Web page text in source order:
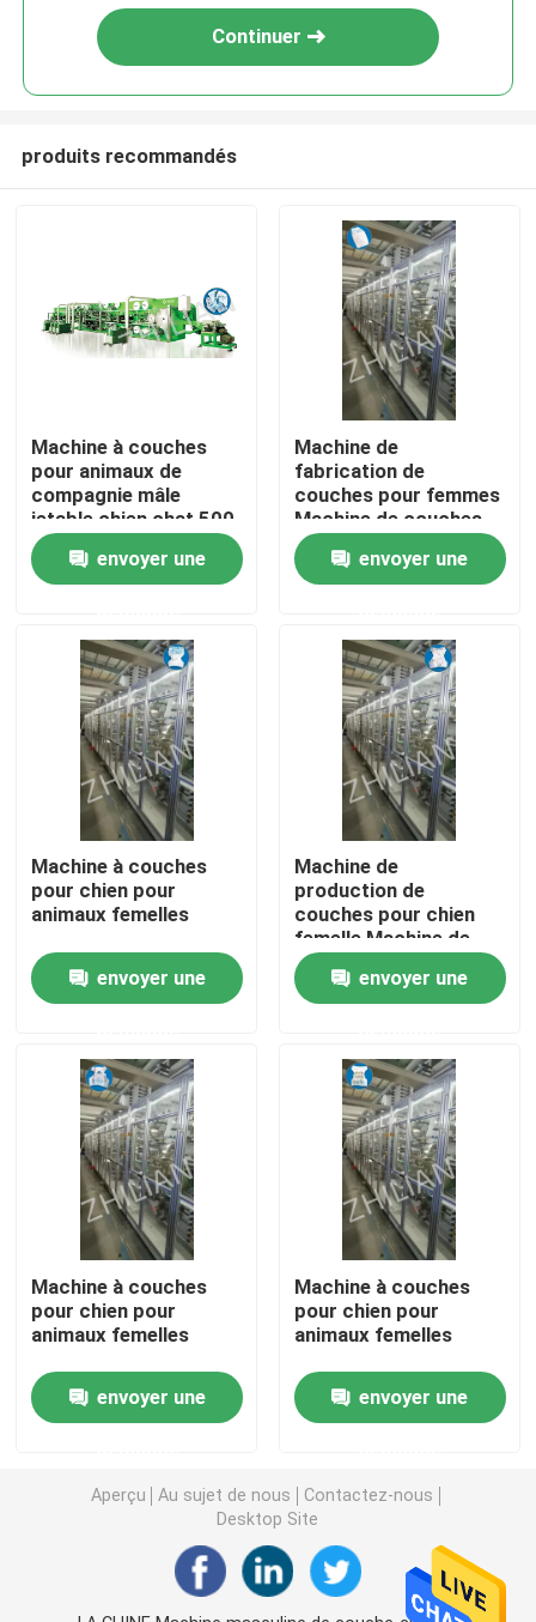
A propos de nous
Contacts
Machine adulte de couche-culotte
Machine de couche-culotte de bébé
Tirez vers le haut la machine de couche-culotte
Machine d'Underpad
serviette hygiénique faisant la machine
Machine de protection d'animal familier
Machine de pantalon d'incontinence
Machine de protection d'incontinence
Machine jetable de protection de sein
Machine jetable de pantalon de période menstruelle
Protection de maternité faisant la machine
Machine de revêtement de culotte
Continuer
produits recommandés
Machine à couches
pour animaux de
compagnie mâle
jetable chien chat 500
pcs/min
envoyer une
Machine de
fabrication de
couches pour femmes
Machine de couches
pour chiens de
compagnieenvoyer une
Machine à couches
pour chien pour
animaux femelles
envoyer une
Machine de
production de
couches pour chien
femelle Machine de
fabrication de
couches pour animaux
de compagnie
envoyer une
Machine à couches
pour chien pour
animaux femelles
envoyer une
Machine à couches
pour chien pour
animaux femelles
envoyer une
Aperçu Au sujet de nous
Contactez-nous
Desktop Site